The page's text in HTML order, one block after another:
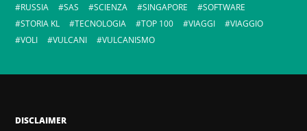
RUSSIA
SAS SCIENZA SINGAPORE
SOFTWARE
STORIA KL
TECNOLOGIA TOP 100 VIAGGI
VIAGGIO
VOLI
VULCANI VULCANISMO
DISCLAIMER